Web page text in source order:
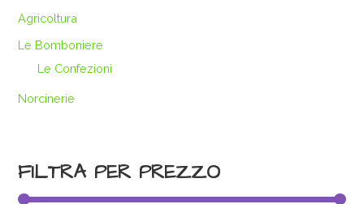
Agricoltura
Le Bomboniere
Le Confezioni
Norcinerie
FILTRA PER PREZZO